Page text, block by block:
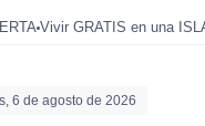
Vivir GRATIS en una
6 de agosto de 2026